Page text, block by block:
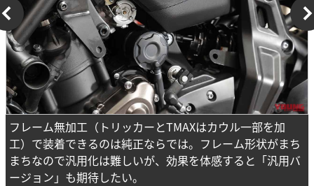
フレーム無加工（トリッカーとTMAXはカウル一部を加
工）で装着できるのは純正ならでは。フレーム形状がまち
まちなので汎用化は難しいが、効果を体感すると「汎用バ
ージョン」も期待したい。